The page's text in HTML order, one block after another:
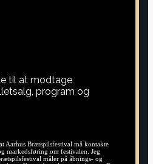
til at modtage
program og
Aarhus Brætspilsfestival må kontakte
markedsføring om festivalen. Jeg
måler på åbnings- og